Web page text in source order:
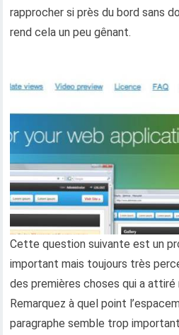
rapprocher si près du bord sans
rend cela un peu gênant.
Cette question suivante est un
important mais toujours très
des premières choses qui a
Remarquez à quel point
paragraphe semble trop